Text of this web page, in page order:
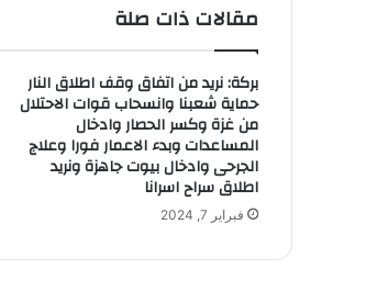
مقالات ذات صلة
بركة: نريد من اتفاق وقف اطلاق النار
حماية شعبنا وانسحاب قوات الاحتلال
من غزة وكسر الحصار وادخال
المساعدات وبدء الاعمار فورا وعلاج
الجرحى وادخال بيوت جاهزة ونريد
اطلاق سراح اسرانا
فبراير 7, 2024